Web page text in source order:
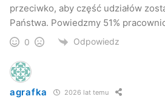
przeciwko, aby część udziałów
Państwa. Powiedzmy 51%
0 Odpowiedz
agrafka 2026 lat temu